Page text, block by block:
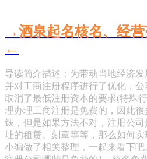
→酒泉起名核名、经
←
导读简介描述：为带动当地经济发
并对工商注册程序进行了优化，
取消了最低注册资本的要求(特殊
理办理工商注册是免费的，因此
钱，但是如果方法不对，注册公
址的租赁、刻章等等，那么如何
小编做了相关整理，一起来看下